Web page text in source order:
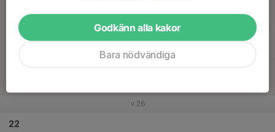
20
v.26
22
Godkänn alla kakor
Bara nödvändiga